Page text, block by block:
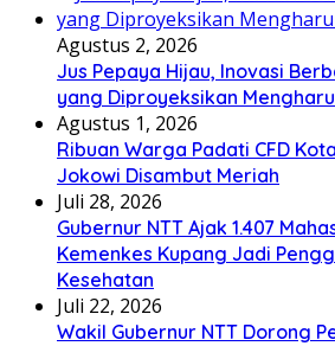
Agustus 2, 2026
Jus Pepaya Hijau, Inovasi
yang Diproyeksikan
Agustus 1, 2026
Ribuan Warga Padati CFD
Jokowi Disambut Meriah
Juli 28, 2026
Gubernur NTT Ajak 1.407
Kemenkes Kupang Jadi
Kesehatan
Juli 22, 2026
Wakil Gubernur NTT Dorong